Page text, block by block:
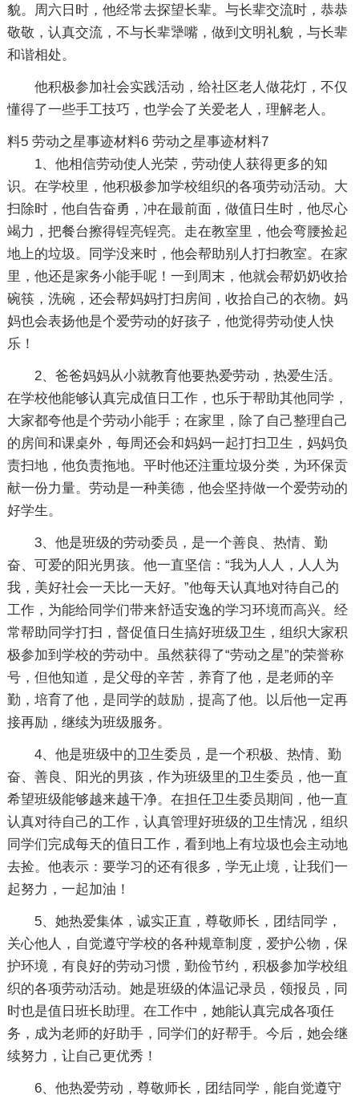
貌。周六日时，他经常去探望长辈。与长辈交流时，恭恭
敬敬，认真交流，不与长辈犟嘴，做到文明礼貌，与长辈
和谐相处。
他积极参加社会实践活动，给社区老人做花灯，不仅
懂得了一些手工技巧，也学会了关爱老人，理解老人。
料5
1、他相信劳动使人光荣，劳动使人获得更多的知
识。在学校里，他积极参加学校组织的各项劳动活动。大
扫除时，他自告奋勇，冲在最前面，做值日生时，他尽心
竭力，把餐台擦得锃亮锃亮。走在教室里，他会弯腰捡起
地上的垃圾。同学没来时，他会帮助别人打扫教室。在家
里，他还是家务小能手呢！一到周末，他就会帮奶奶收拾
碗筷，洗碗，还会帮妈妈打扫房间，收拾自己的衣物。妈
妈也会表扬他是个爱劳动的好孩子，他觉得劳动使人快
乐！
2、爸爸妈妈从小就教育他要热爱劳动，热爱生活。
在学校他能够认真完成值日工作，也乐于帮助其他同学，
大家都夸他是个劳动小能手；在家里，除了自己整理自己
的房间和课桌外，每周还会和妈妈一起打扫卫生，妈妈负
责扫地，他负责拖地。平时他还注重垃圾分类，为环保贡
献一份力量。劳动是一种美德，他会坚持做一个爱劳动的
好学生。
3、他是班级的劳动委员，是一个善良、热情、勤
奋、可爱的阳光男孩。他一直坚信：“我为人人，人人为
我，美好社会一天比一天好。”他每天认真地对待自己的
工作，为能给同学们带来舒适安逸的学习环境而高兴。经
常帮助同学打扫，督促值日生搞好班级卫生，组织大家积
极参加到学校的劳动中。虽然获得了“劳动之星”的荣誉称
号，但他知道，是父母的辛苦，养育了他，是老师的辛
勤，培育了他，是同学的鼓励，提高了他。以后他一定再
接再励，继续为班级服务。
4、他是班级中的卫生委员，是一个积极、热情、勤
奋、善良、阳光的男孩，作为班级里的卫生委员，他一直
希望班级能够越来越干净。在担任卫生委员期间，他一直
认真对待自己的工作，认真管理好班级的卫生情况，组织
同学们完成每天的值日工作，看到地上有垃圾也会主动地
去捡。他表示：要学习的还有很多，学无止境，让我们一
起努力，一起加油！
5、她热爱集体，诚实正直，尊敬师长，团结同学，
关心他人，自觉遵守学校的各种规章制度，爱护公物，保
护环境，有良好的劳动习惯，勤俭节约，积极参加学校组
织的各项劳动活动。她是班级的体温记录员，领报员，同
时也是值日班长助理。在工作中，她能认真完成各项任
务，成为老师的好助手，同学们的好帮手。今后，她会继
续努力，让自己更优秀！
6、他热爱劳动，尊敬师长，团结同学，能自觉遵守
劳动之星事迹材料6 劳动之星事迹材料7